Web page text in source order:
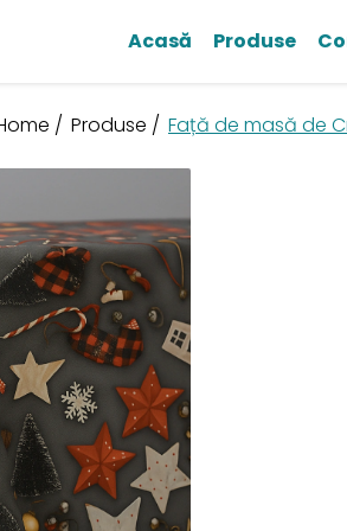
Acasă Produse
/ Produse / Față de masă de